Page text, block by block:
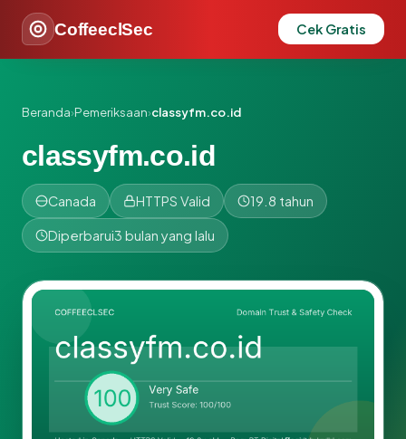
CoffeeclSec Cek Gratis
Beranda›Pemeriksaan›classyfm.co.id
classyfm.co.id
Canada HTTPS Valid 19.8 tahun
Diperbarui3 bulan yang lalu